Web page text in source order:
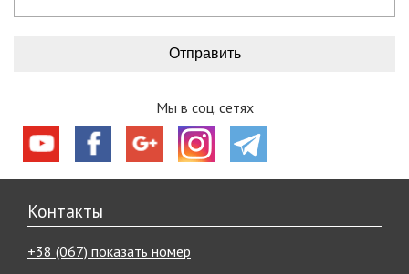
Мы в соц. сетях
Контакты
+38 (067) показать номер